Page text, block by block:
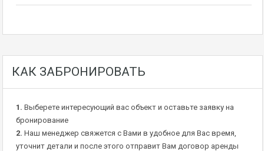
КАК ЗАБРОНИРОВАТЬ
1. Выберете интересующий вас объект и оставьте заявку на
бронирование
2. Наш менеджер свяжется с Вами в удобное для Вас время,
уточнит детали и после этого отправит Вам договор аренды